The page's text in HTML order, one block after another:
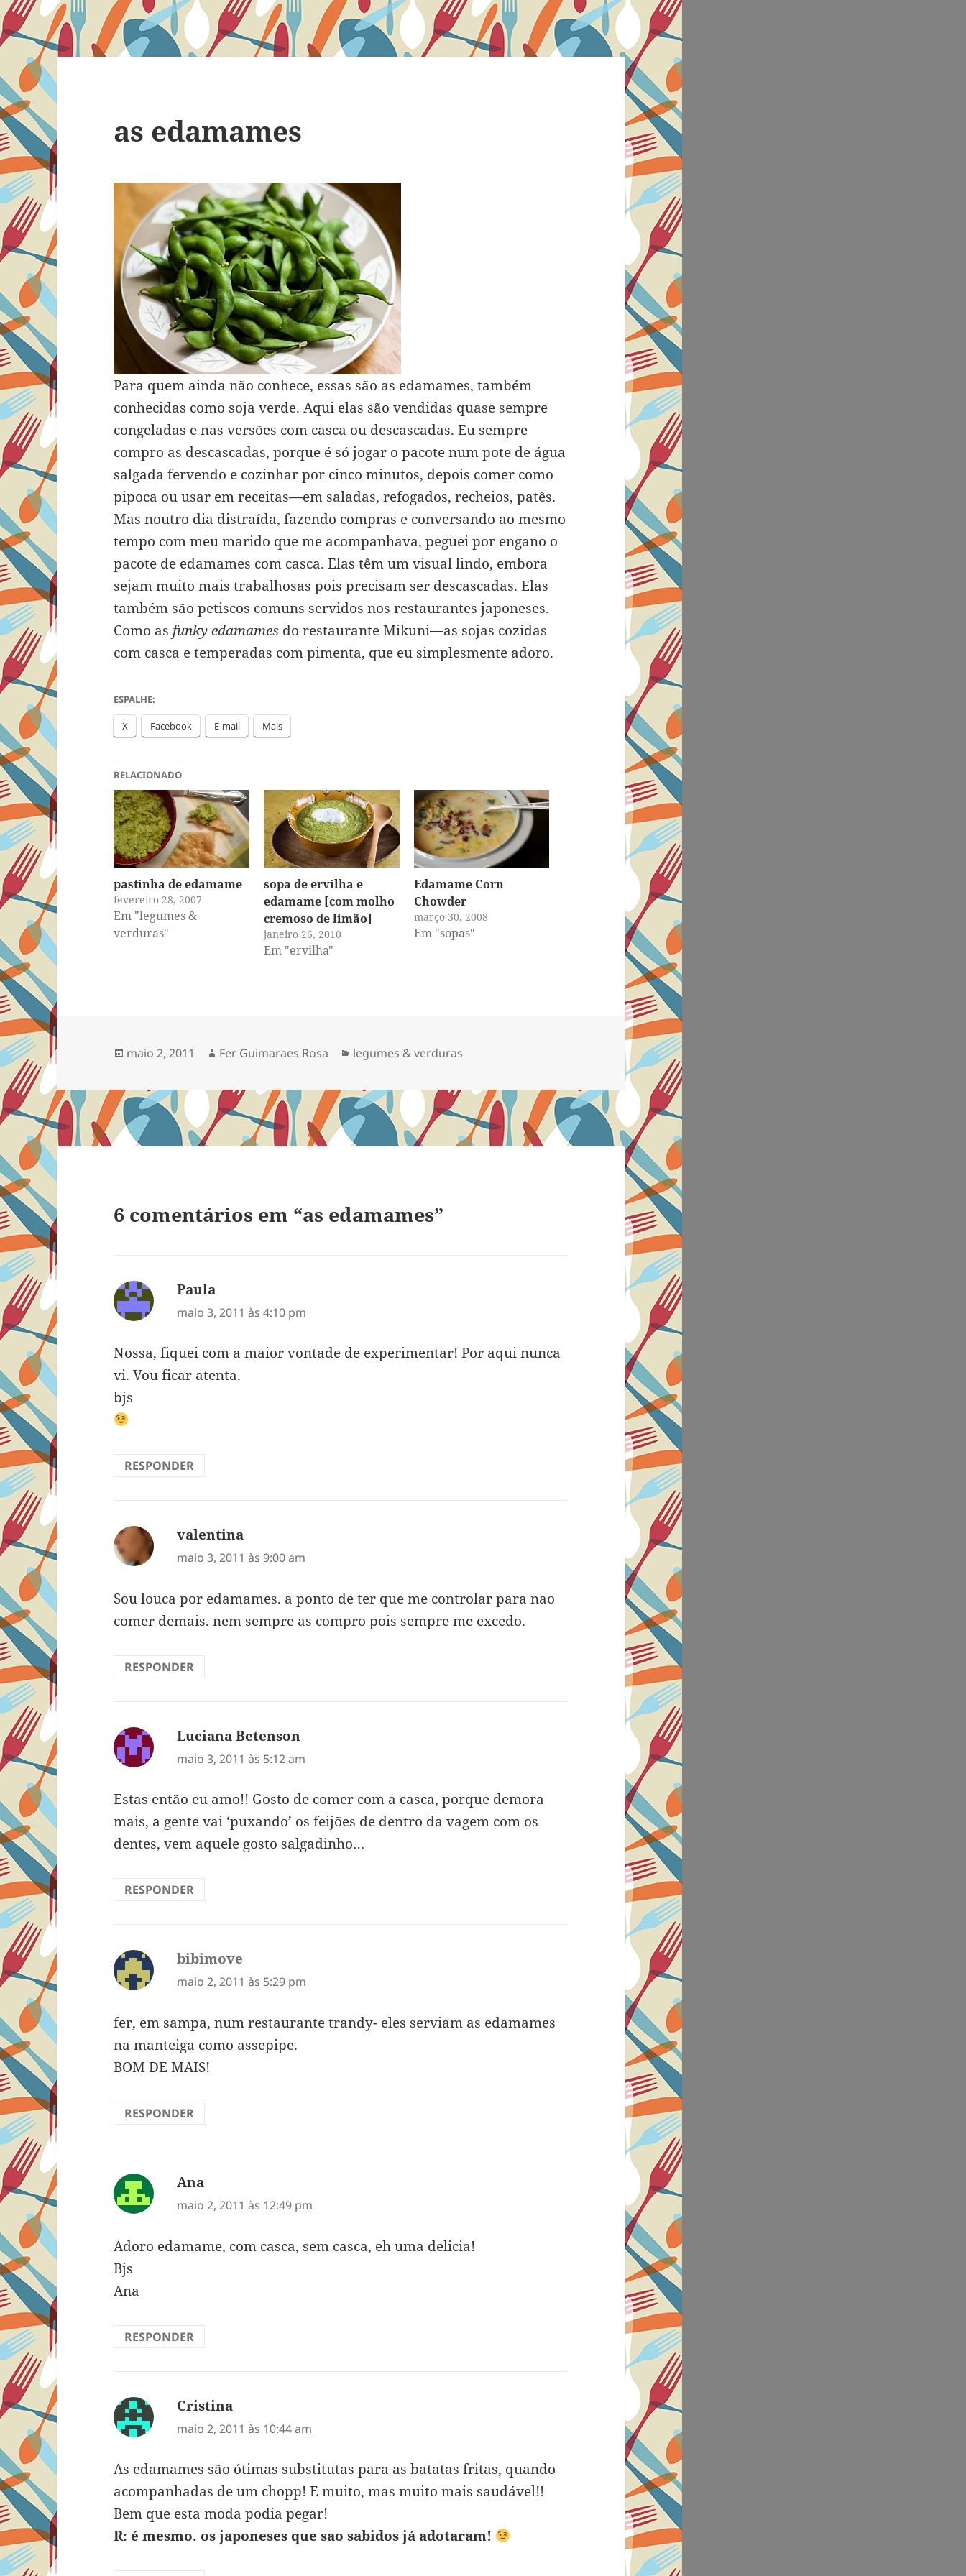
as edamames
Para quem ainda não conhece, essas são as edamames, também
conhecidas como soja verde. Aqui elas são vendidas quase sempre
congeladas e nas versões com casca ou descascadas. Eu sempre
compro as descascadas, porque é só jogar o pacote num pote de água
salgada fervendo e cozinhar por cinco minutos, depois comer como
pipoca ou usar em receitas—em saladas, refogados, recheios, patês.
Mas noutro dia distraída, fazendo compras e conversando ao mesmo
tempo com meu marido que me acompanhava, peguei por engano o
pacote de edamames com casca. Elas têm um visual lindo, embora
sejam muito mais trabalhosas pois precisam ser descascadas. Elas
também são petiscos comuns servidos nos restaurantes japoneses.
Como as funky edamames do restaurante Mikuni—as sojas cozidas
com casca e temperadas com pimenta, que eu simplesmente adoro.
ESPALHE:
X Facebook E-mail Mais
RELACIONADO
pastinha de edamame
fevereiro 28, 2007
Em "legumes &
verduras"
sopa de ervilha e
edamame [com molho
cremoso de limão]
janeiro 26, 2010
Em "ervilha"
Edamame Corn
Chowder
março 30, 2008
Em "sopas"
Publicado
maio 2, 2011 Autor
Fer Guimaraes Rosa Categorias
legumes & verduras
6 comentários em “as edamames”
Paula
maio 3, 2011 às 4:10 pm
Nossa, fiquei com a maior vontade de experimentar! Por aqui nunca
vi. Vou ficar atenta.
bjs
RESPONDER
valentina
maio 3, 2011 às 9:00 am
Sou louca por edamames. a ponto de ter que me controlar para nao
comer demais. nem sempre as compro pois sempre me excedo.
RESPONDER
Luciana Betenson
maio 3, 2011 às 5:12 am
Estas então eu amo!! Gosto de comer com a casca, porque demora
mais, a gente vai ‘puxando’ os feijões de dentro da vagem com os
dentes, vem aquele gosto salgadinho…
RESPONDER
bibimove
maio 2, 2011 às 5:29 pm
fer, em sampa, num restaurante trandy- eles serviam as edamames
na manteiga como assepipe.
BOM DE MAIS!
RESPONDER
Ana
maio 2, 2011 às 12:49 pm
Adoro edamame, com casca, sem casca, eh uma delicia!
Bjs
Ana
RESPONDER
Cristina
maio 2, 2011 às 10:44 am
As edamames são ótimas substitutas para as batatas fritas, quando
acompanhadas de um chopp! E muito, mas muito mais saudável!!
Bem que esta moda podia pegar!
R: é mesmo. os japoneses que sao sabidos já adotaram!